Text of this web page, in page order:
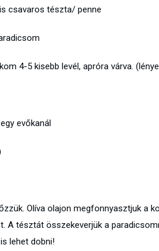
csavaros tészta/ penne
4-5 kisebb levél, apróra várva.
evőkanál
Olíva olajon megfonnyasztjuk a
A tésztát összekeverjük a
lehet dobni!